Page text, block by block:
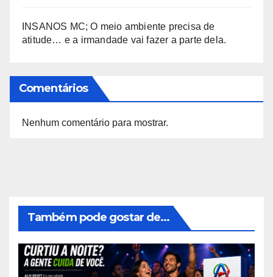
INSANOS MC; O meio ambiente precisa de
atitude… e a irmandade vai fazer a parte dela.
Comentários
Nenhum comentário para mostrar.
Também pode gostar de...